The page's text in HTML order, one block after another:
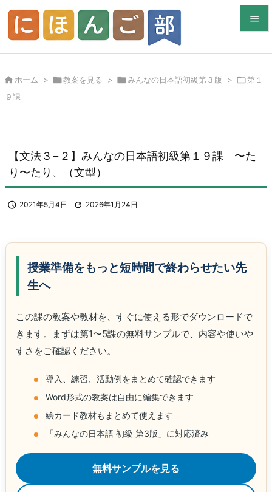

メニュ

前へ
 ホーム > 教案を見る > みんなの日本語初級第３版 > 第１
９課
【文法３−２】みんなの日本語初級第１９課 〜た
り〜たり、（文型）
 2021年5月4日  2026年1月24日
授業準備をもっと短時間で終わらせたい先
生へ
この課の教案や教材を、すぐに使える形でダウンロードで
きます。まずは第1〜5課の無料サンプルで、内容や使いや
すさをご確認ください。
導入、練習、活動例をまとめて確認できます
Word形式の教案は自由に編集できます
絵カード教材もまとめて使えます
「みんなの日本語 初級 第3版」に対応済み
無料サンプルを見る